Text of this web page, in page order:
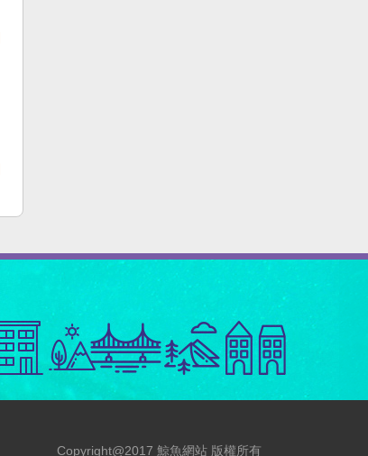
Copyright@2017 鯨魚網站 版權所有